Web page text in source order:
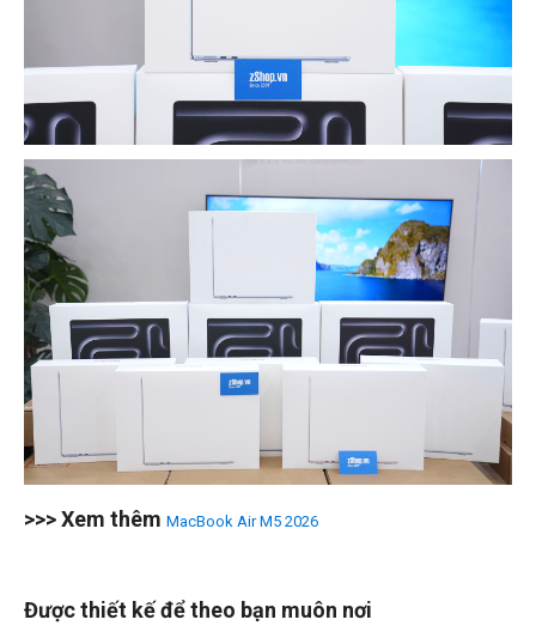
>>> Xem thêm MacBook Air M5 2026
Được thiết kế để theo bạn muôn nơi